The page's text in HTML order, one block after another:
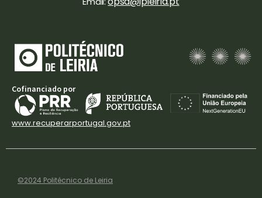
Cofinanciado por
www.recuperarportugal.gov.pt
©2024 Politécnico de Leiria